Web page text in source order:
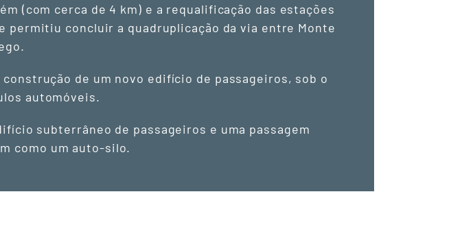
(com cerca de 4 km) e a requalificação das estações
permitiu concluir a quadruplicação da via entre Monte
de um novo edifício de passageiros, sob o
automóveis.
subterrâneo de passageiros e uma passagem
como um auto-silo.